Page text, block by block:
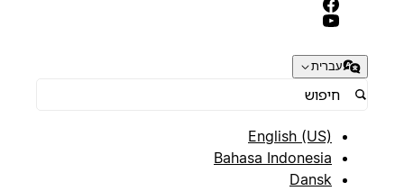
עברית
English (US)
Bahasa Indonesia
Dansk